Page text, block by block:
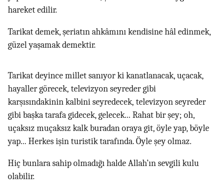
hareket edilir.
Tarikat demek, şeriatın ahkâmını kendisine hâl edinmek,
güzel yaşamak demektir.
Tarikat deyince millet sanıyor ki kanatlanacak, uçacak,
hayaller görecek, televizyon seyreder gibi
karşısındakinin kalbini seyredecek, televizyon seyreder
gibi başka tarafa gidecek, gelecek... Rahat bir şey; oh,
uçaksız muçaksız kalk buradan oraya git, öyle yap, böyle
yap... Herkes işin turistik tarafında. Öyle şey olmaz.
Hiç bunlara sahip olmadığı halde Allah’ın sevgili kulu
olabilir.